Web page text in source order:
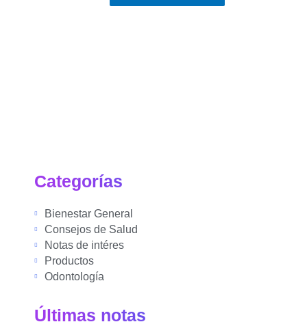
Categorías
Bienestar General
Consejos de Salud
Notas de intéres
Productos
Odontología
Últimas notas